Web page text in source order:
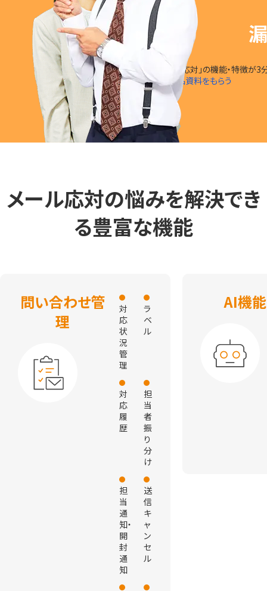
「楽楽自動応対」の機能・特徴が3
無料で製品資料をもらう
メール応対の悩みを解決でき
る豊富な機能
問い合わせ管
理
対
応
状
況
管
理
ラ
ベ
ル
対
応
履
歴
担
当
者
振
り
分
け
担
当
通
知・
開
封
通
知
送
信
キ
ャ
ン
セ
ル
AI機能